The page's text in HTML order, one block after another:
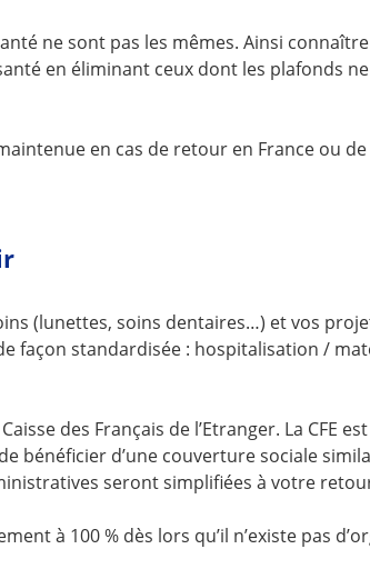
ne sont pas les mêmes. Ainsi
en éliminant ceux dont les plafonds
en cas de retour en France ou
(lunettes, soins dentaires…) et vos
façon standardisée : hospitalisation /
des Français de l’Etranger. La CFE
bénéficier d’une couverture sociale
seront simplifiées à votre
à 100 % dès lors qu’il n’existe pas